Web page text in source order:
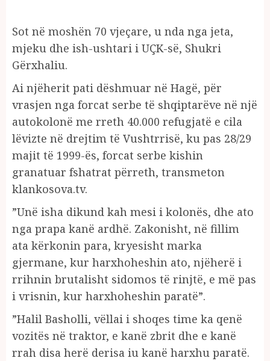
Sot në moshën 70 vjeçare, u nda nga jeta,
mjeku dhe ish-ushtari i UÇK-së, Shukri
Gërxhaliu.
Ai njëherit pati dëshmuar në Hagë, për
vrasjen nga forcat serbe të shqiptarëve në një
autokolonë me rreth 40.000 refugjatë e cila
lëvizte në drejtim të Vushtrrisë, ku pas 28/29
majit të 1999-ës, forcat serbe kishin
granatuar fshatrat përreth, transmeton
klankosova.tv.
”Unë isha dikund kah mesi i kolonës, dhe ato
nga prapa kanë ardhë. Zakonisht, në fillim
ata kërkonin para, kryesisht marka
gjermane, kur harxhoheshin ato, njëherë i
rrihnin brutalisht sidomos të rinjtë, e më pas
i vrisnin, kur harxhoheshin paratë”.
”Halil Basholli, vëllai i shoqes time ka qenë
vozitës në traktor, e kanë zbrit dhe e kanë
rrah disa herë derisa iu kanë harxhu paratë.